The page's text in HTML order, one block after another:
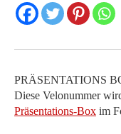
PRÄSENTATIONS
Diese Velonummer
Präsentations-Box im